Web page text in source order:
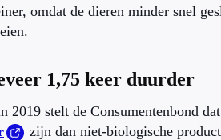
omdat de dieren minder snel
1,75 keer duurder
2019 stelt de Consumentenbond
zijn dan niet-biologische